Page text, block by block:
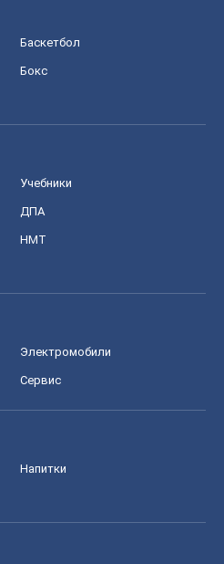
Баскетбол
Бокс
Учебники
ДПА
НМТ
Электромобили
Сервис
Напитки